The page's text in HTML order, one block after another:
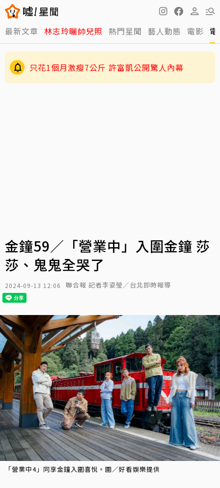
最新文章 林志玲曬帥兒照 熱門星聞 藝人動態 電影
只花1個月激瘦7公斤 許富凱公開驚人內幕
金鐘59／「營業中」入圍金鐘 莎
莎、鬼鬼全哭了
2024-09-13 12:06 聯合報 記者李姿瑩／台北即時報導
「營業中4」同享金鐘入圍喜悅。圖／好看娛樂提供